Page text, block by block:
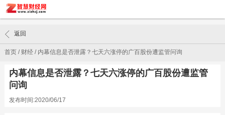
首页/ 财经/ 内幕信息是否泄露？七天六涨停的广百股份遭监管问询
返回
内幕信息是否泄露？七天六涨停的广百股份遭监管
问询
发布时间:2020/06/17